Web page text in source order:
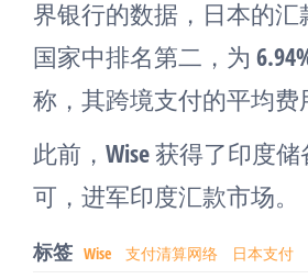
界银行的数据，日本的汇
国家中排名第二，为
称，其跨境支付的平均费
此前，Wise 获得了印度
可，进军印度汇款市场。
标签 Wise 支付清算网络 日本支付